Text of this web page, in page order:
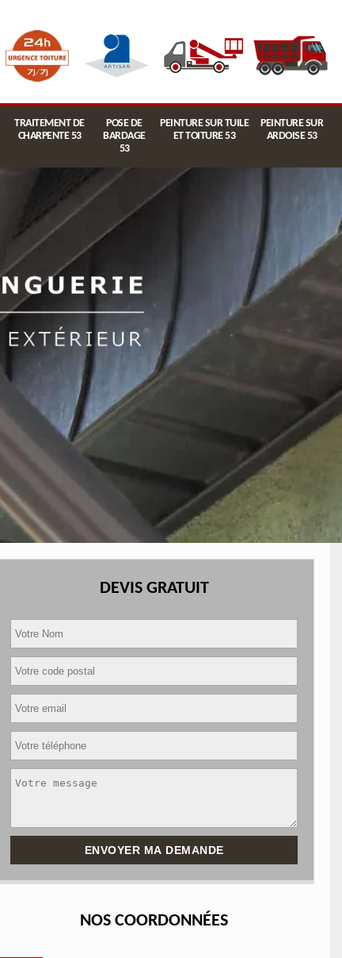
TRAITEMENT DE
CHARPENTE 53
POSE DE
BARDAGE
53
PEINTURE SUR TUILE
ET TOITURE 53
PEINTURE SUR
ARDOISE 53
DEVIS GRATUIT
NOS COORDONNÉES